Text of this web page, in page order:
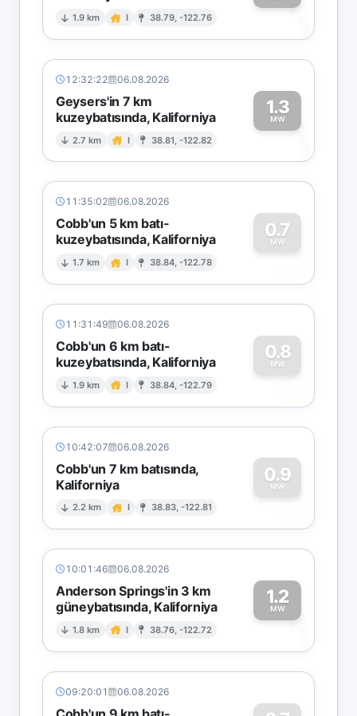
1.9 km I 38.79, -122.76 1
12:32:22 06.08.2026
Geysers'in 7 km
kuzeybatısında, Kaliforniya
2.7 km I 38.81, -122.82
1.3
MW1
11:35:02 06.08.2026
Cobb'un 5 km batı-
kuzeybatısında, Kaliforniya
1.7 km I 38.84, -122.78
0.7
MW
0
11:31:49 06.08.2026
Cobb'un 6 km batı-
kuzeybatısında, Kaliforniya
1.9 km I 38.84, -122.79
0.8
MW
0
10:42:07 06.08.2026
Cobb'un 7 km batısında,
Kaliforniya
2.2 km I 38.83, -122.81
0.9
MW
0
10:01:46 06.08.2026
Anderson Springs'in 3 km
güneybatısında, Kaliforniya
1.8 km I 38.76, -122.72
1.2
MW1
09:20:01 06.08.2026